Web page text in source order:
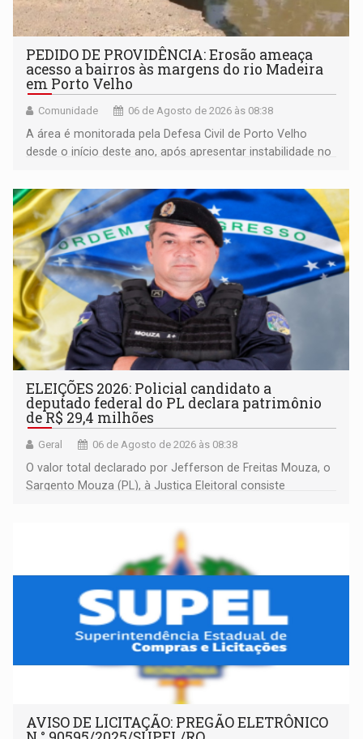
PEDIDO DE PROVIDÊNCIA: Erosão ameaça
acesso a bairros às margens do rio Madeira
em Porto Velho
Comunidade 06 de Agosto de 2026 às 08:38
A área é monitorada pela Defesa Civil de Porto Velho
desde o início deste ano, após apresentar instabilidade no
ELEIÇÕES 2026: Policial candidato a
deputado federal do PL declara patrimônio
de R$ 29,4 milhões
Geral 06 de Agosto de 2026 às 08:38
O valor total declarado por Jefferson de Freitas Mouza, o
Sargento Mouza (PL), à Justiça Eleitoral consiste
AVISO DE LICITAÇÃO: PREGÃO ELETRÔNICO